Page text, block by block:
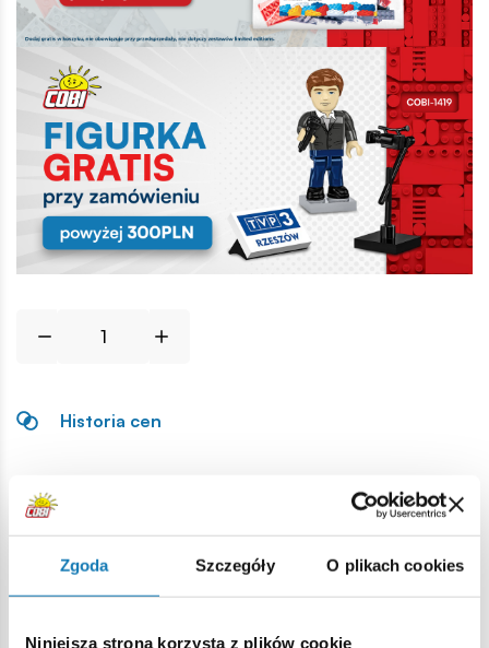
Zgoda Szczegóły O plikach cookies
Niniejsza strona korzysta z plików cookie
Historia cen
Opis
Lokalizacja produktu:
Strona główna Klocki na sztuki Hełmy i nakrycia głowy